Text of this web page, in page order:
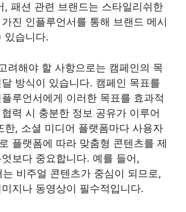
, 패션 관련 브랜드는 스타일리쉬한
진 인플루언서를 통해 브랜드 메시
있습니다.
려해야 할 사항으로는 캠페인의 목
방식이 있습니다. 캠페인 목표를
루언서에게 이러한 목표를 효과적
력 시 충분한 정보 공유가 이루어
한, 소셜 미디어 플랫폼마다 사용자
플랫폼에 따라 맞춤형 콘텐츠를 제
보다 중요합니다. 예를 들어,
비주얼 콘텐츠가 중심이 되므로,
지나 동영상이 필수적입니다.